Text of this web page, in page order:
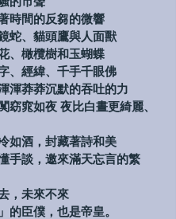
時間的反芻的微響
蛇、貓頭鷹與人面獸
、橄欖樹和玉蝴蝶
、經緯、千手千眼佛
渾莽莽沉默的吞吐的力
窈窕如夜 夜比白晝更綺麗、
如酒，封藏著詩和美
手談，邀來滿天忘言的繁
，未來不來
的臣僕，也是帝皇。